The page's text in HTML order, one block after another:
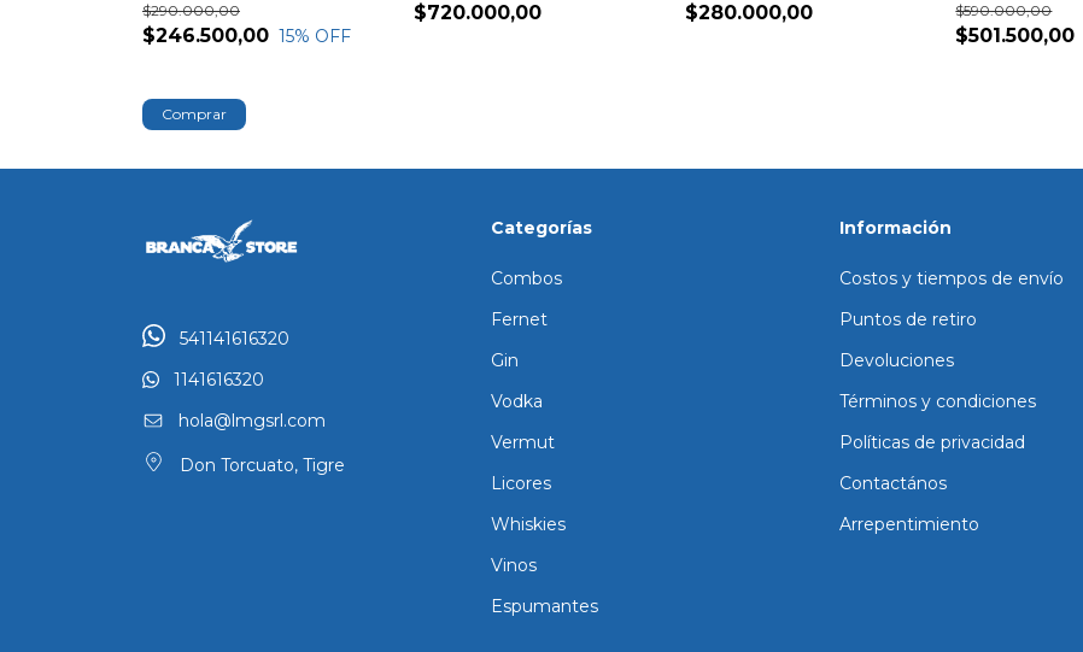
$246.500,00
$290.000,00
15% OFF
$720.000,00 $280.000,00
$501.500,00
$590.000,00
541141616320
1141616320
hola@lmgsrl.com
Don Torcuato, Tigre
Categorías
Combos
Fernet
Gin
Vodka
Vermut
Licores
Whiskies
Vinos
Espumantes
Información
Costos y tiempos de envío
Puntos de retiro
Devoluciones
Términos y condiciones
Políticas de privacidad
Contactános
Arrepentimiento